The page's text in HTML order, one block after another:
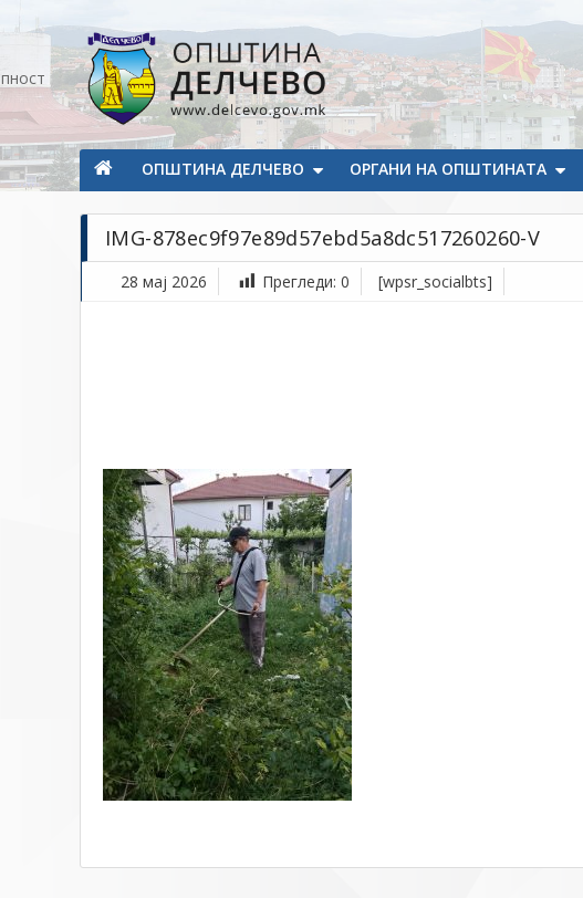
Општина Делчево
Општина Делчево
ОПШТИНА ДЕЛЧЕВО ОРГАНИ НА ОПШТИНАТА
IMG-878ec9f97e89d57ebd5a8dc517260260-V
28 мај 2026 Прегледи: 0 [wpsr_socialbts]